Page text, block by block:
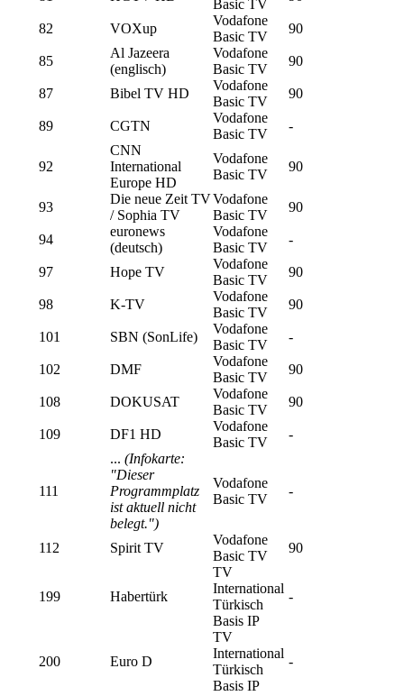
Basic TV
82 VOXup
Vodafone
Basic TV
90
85
Al Jazeera
(englisch)
Vodafone
Basic TV
90
87 Bibel TV HD
Vodafone
Basic TV
90
89 CGTN
Vodafone
Basic TV
-
92
CNN
International
Europe HD
Vodafone
Basic TV
90
93
Die neue Zeit TV
/ Sophia TV
Vodafone
Basic TV
90
94
euronews
(deutsch)
Vodafone
Basic TV
-
97 Hope TV
Vodafone
Basic TV
90
98 K-TV
Vodafone
Basic TV
90
101 SBN (SonLife)
Vodafone
Basic TV
-
102 DMF
Vodafone
Basic TV
90
108 DOKUSAT
Vodafone
Basic TV
90
109 DF1 HD
Vodafone
Basic TV
-
111
... (Infokarte:
"Dieser
Programmplatz
ist aktuell nicht
belegt.")
Vodafone
Basic TV
-
112 Spirit TV
Vodafone
Basic TV
90
199 Habertürk
TV
International
Türkisch
Basis IP
-
200 Euro D
TV
International
Türkisch
Basis IP
-